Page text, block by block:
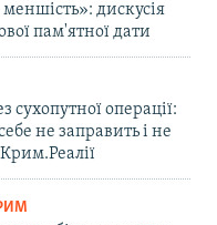
меншість»: дискусія
пам'ятної дати
сухопутної операції:
не заправить і не